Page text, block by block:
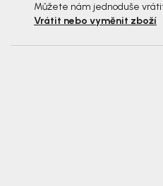
Můžete nám jednoduše
Vrátit nebo vyměnit zboží